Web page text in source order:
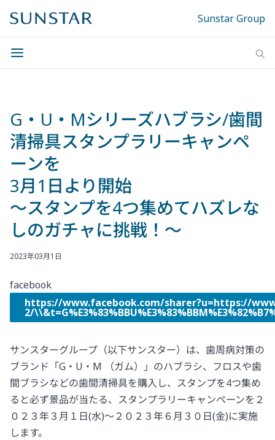
Sunstar Group
G・U・Mシリーズハブラシ/歯間
清掃具スタンプラリーキャンペ
ーンを
3月1日より開始
～スタンプを4つ集めてハズレな
しのガチャに挑戦！～
2023年03月1日
facebook
https://www.facebook.com/sharer?u=https://
2/
サンスターグループ（以下サンスター）は、歯周病対策の
ブランド「G・U・M （ガム）」のハブラシ、フロスや歯
間ブラシなどの歯間清掃具を購入し、スタンプを4つ集め
ると必ず景品が当たる、スタンプラリーキャンペーンを２
０２３年３月１日(水)～２０２３年６月３０日(金)に実施
します。